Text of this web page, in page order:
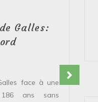
Galles:
face à une
186 ans sans